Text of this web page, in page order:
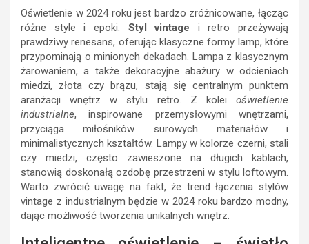
Oświetlenie w 2024 roku jest bardzo zróżnicowane, łącząc
różne style i epoki. Styl vintage i retro przeżywają
prawdziwy renesans, oferując klasyczne formy lamp, które
przypominają o minionych dekadach. Lampa z klasycznym
żarowaniem, a także dekoracyjne abażury w odcieniach
miedzi, złota czy brązu, stają się centralnym punktem
aranżacji wnętrz w stylu retro. Z kolei oświetlenie
industrialne, inspirowane przemysłowymi wnętrzami,
przyciąga miłośników surowych materiałów i
minimalistycznych kształtów. Lampy w kolorze czerni, stali
czy miedzi, często zawieszone na długich kablach,
stanowią doskonałą ozdobę przestrzeni w stylu loftowym.
Warto zwrócić uwagę na fakt, że trend łączenia stylów
vintage z industrialnym będzie w 2024 roku bardzo modny,
dając możliwość tworzenia unikalnych wnętrz.